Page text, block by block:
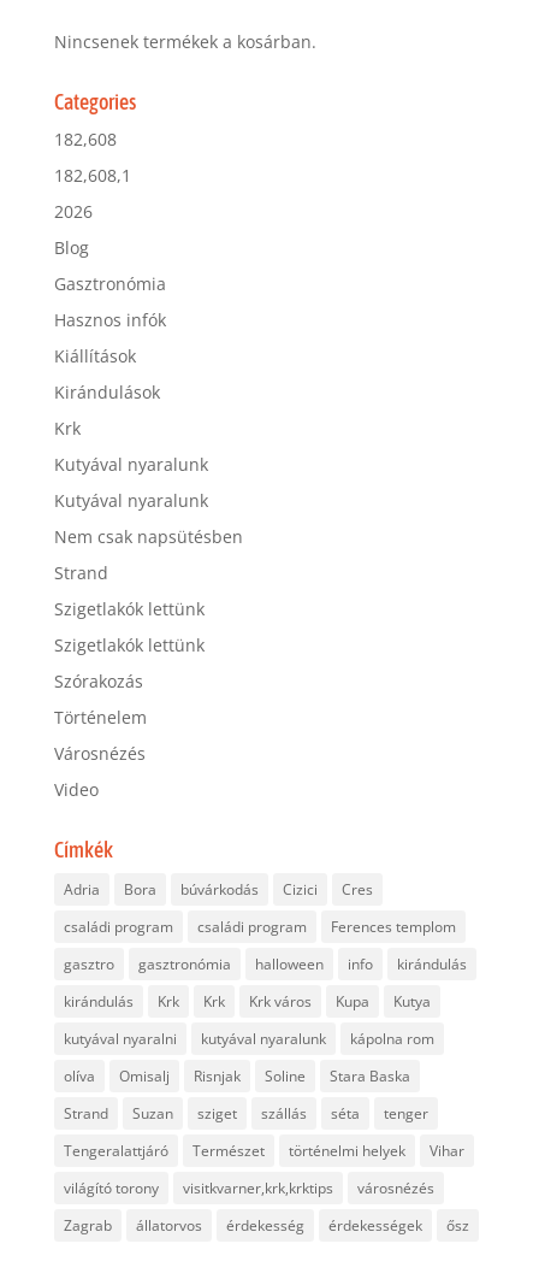
Nincsenek termékek a kosárban.
Categories
182,608
182,608,1
2026
Blog
Gasztronómia
Hasznos infók
Kiállítások
Kirándulások
Krk
Kutyával nyaralunk
Kutyával nyaralunk
Nem csak napsütésben
Strand
Szigetlakók lettünk
Szigetlakók lettünk
Szórakozás
Történelem
Városnézés
Video
Címkék
Adria Bora búvárkodás Cizici
Cres
családi program
családi program
Ferences templom
gasztro
gasztronómia halloween info
kirándulás
kirándulás
Krk Krk Krk város Kupa
Kutya
kutyával nyaralni
kutyával nyaralunk
kápolna rom
olíva
Omisalj Risnjak Soline
Stara Baska
Strand
Suzan sziget szállás séta
tenger
Tengeralattjáró
Természet történelmi helyek
Vihar
világító torony
visitkvarner,krk,krktips
városnézés
Zagrab
állatorvos érdekesség érdekességek ősz